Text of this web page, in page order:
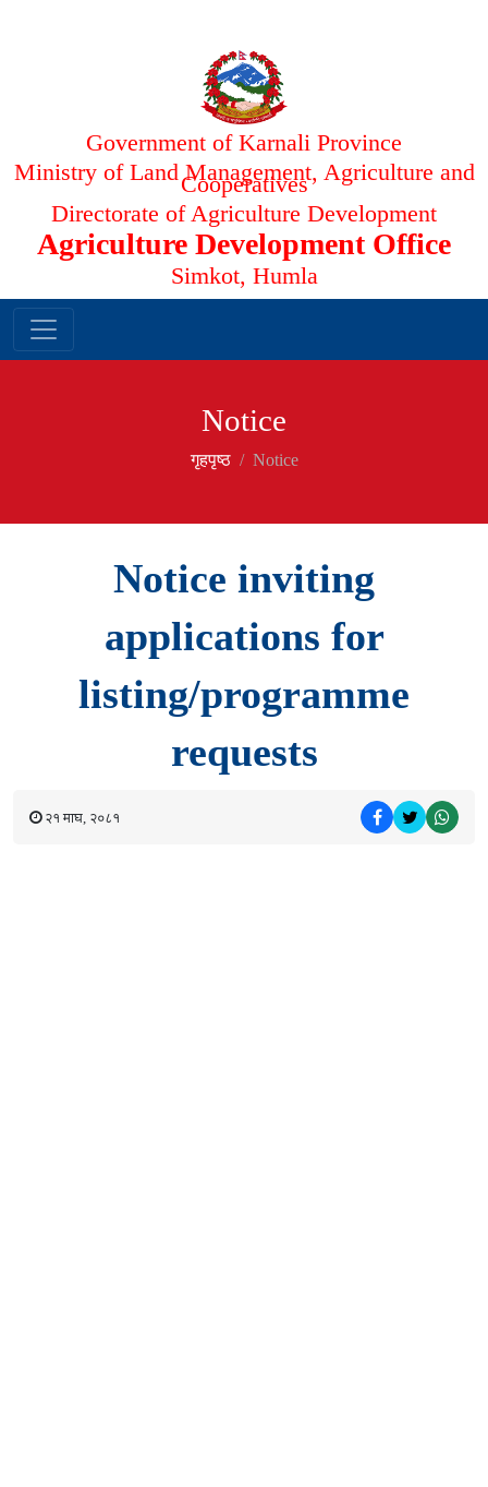
Government of Karnali Province
Ministry of Land Management, Agriculture and
Cooperatives
Directorate of Agriculture Development
Agriculture Development Office
Simkot, Humla
Notice
गृहपृष्‍ठ Notice
Notice inviting
applications for
listing/programme
requests
२१ माघ, २०८१